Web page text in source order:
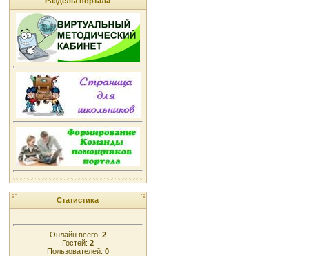
Статистика
Онлайн всего: 2
Гостей: 2
Пользователей: 0